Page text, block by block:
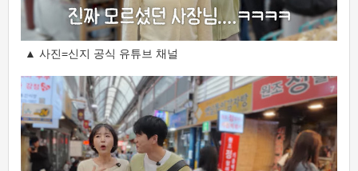
▲ 사진=신지 공식 유튜브 채널